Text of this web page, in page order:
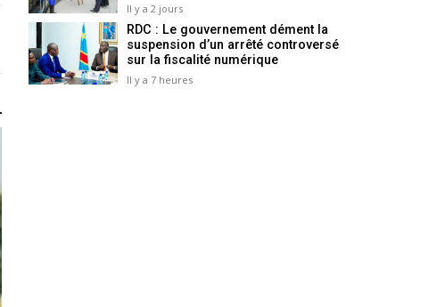
Il y a 2 jours
RDC : Le gouvernement dément la
suspension d’un arrêté controversé
sur la fiscalité numérique
Il y a 7 heures